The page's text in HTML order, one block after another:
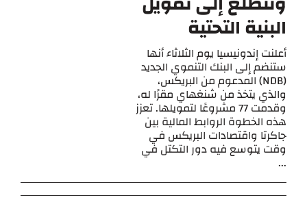
البنية التحتية
أعلنت إندونيسيا يوم الثلاثاء أنها
ستنضم إلى البنك التنموي الجديد
(NDB) المدعوم من البريكس،
والذي يتخذ من شنغهاي مقرًا له،
وقدمت 77 مشروعًا لتمويلها. تعزز
هذه الخطوة الروابط المالية بين
جاكرتا واقتصادات البريكس في
وقت يتوسع فيه دور التكتل في
...